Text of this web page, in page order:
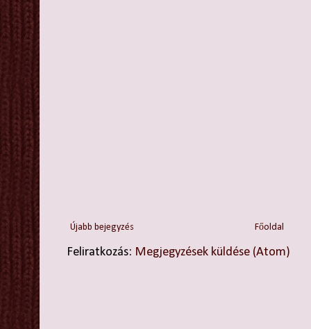
Újabb bejegyzés Főoldal
Feliratkozás: Megjegyzések küldése (Atom)